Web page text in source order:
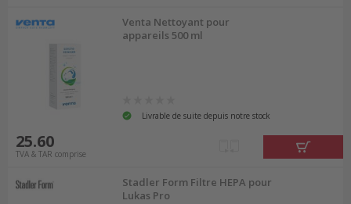
Venta Nettoyant pour
appareils 500 ml
Livrable de suite depuis notre stock
25.60
TVA & TAR comprise
Stadler Form Filtre HEPA pour
Lukas Pro